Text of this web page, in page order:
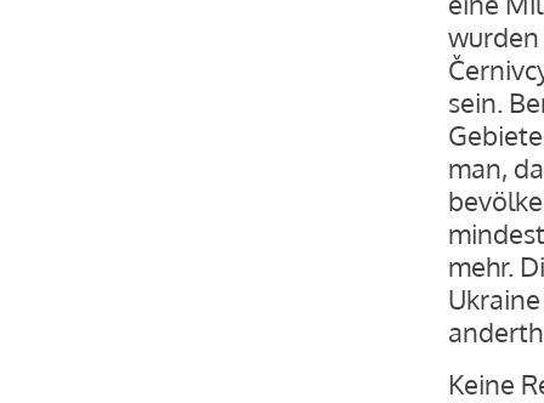
sein.
man,
mehr.
Keine